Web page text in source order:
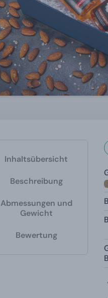
Inhaltsübersicht
Beschreibung
Abmessungen und
Gewicht
Bewertung